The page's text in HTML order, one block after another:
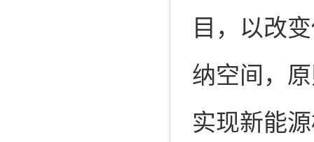
目，以改
纳空间，
实现新能